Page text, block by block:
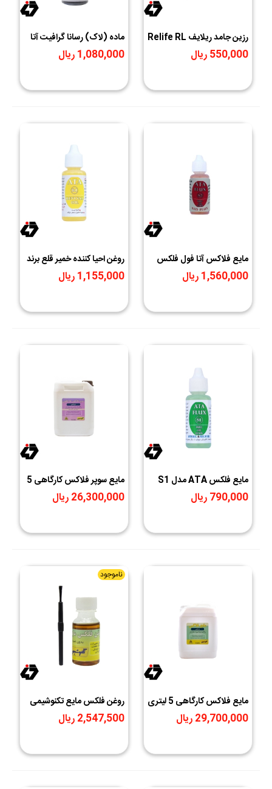
رزين جامد ريلايف Relife RL
070
550,000 ریال
ماده (لاک) رسانا گرافیت آتا
ATA-M1
1,080,000 ریال
مایع فلاکس آتا فول فلکس
استیل ATA-S2
1,560,000 ریال
روغن احیا کننده خمیر قلع برند
ATA مدل R1
1,155,000 ریال
مایع فلکس ATA مدل S1
وزن 30 گرم
790,000 ریال
مایع سوپر فلاکس کارگاهی 5
لیتری تکنوشیمی
26,300,000 ریال
مایع فلاکس کارگاهی 5 لیتری
تکنوشیمی
29,700,000 ریال
ناموجود
روغن فلکس مایع تکنوشیمی
2,547,500 ریال